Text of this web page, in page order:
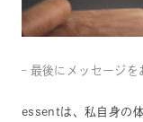
– 最後にメッセージを
essentは、私自身の